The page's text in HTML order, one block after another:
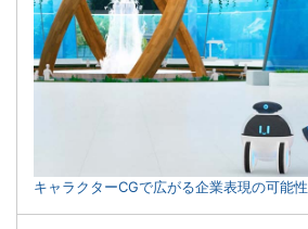
キャラクターCGで広がる企業表現の可能性